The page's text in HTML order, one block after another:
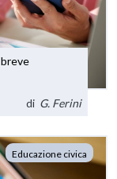
di G. Ferini
Educazione civica